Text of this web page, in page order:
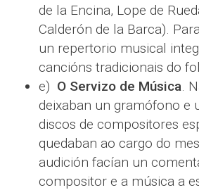
de la Encina, Lope de
Calderón de la Barca).
un repertorio musical
cancións tradicionais do
e) O Servizo de Música.
deixaban un gramófono e
discos de compositores
quedaban ao cargo do
audición facían un
compositor e a música a